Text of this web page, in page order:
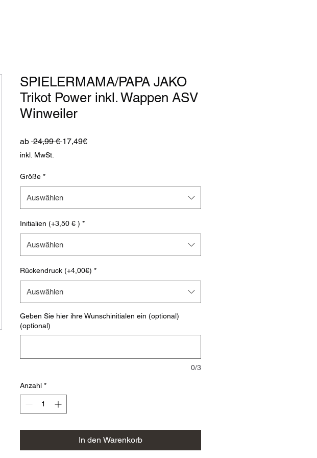
SPIELERMAMA/PAPA JAKO
Trikot Power inkl. Wappen ASV
Winweiler
ab 24,99 € Standardpreis
17,49€Sale-
inkl. MwSt.
Größe *
Auswählen
Initialien (+3,50 € ) *
Auswählen
Rückendruck (+4,00€) *
Auswählen
Geben Sie hier ihre Wunschinitialen ein (optional)
(optional)
0/3
Anzahl *
In den Warenkorb